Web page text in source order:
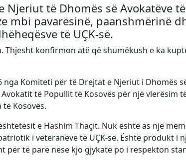
të Dhomës së Avokatëve
mbi pavarësinë, paanshmërinë
të UÇK-së.
konfirmon atë që shumëkush e ka
Komiteti për të Drejtat e Njeriut i Dhomës
të Popullit të Kosovës për një vlerësim
Kosovës.
e Hashim Thaçit. Nuk është as një
i veteranëve të UÇK-së. Është produkt i
të parë nëse kjo gjykatë po i respekton